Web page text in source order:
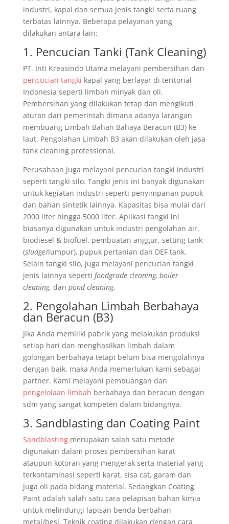
industri, kapal dan semua jenis tangki serta ruang
terbatas lainnya. Beberapa pelayanan yang
dilakukan antara lain:
1. Pencucian Tanki (Tank Cleaning)
PT. Inti Kreasindo Utama melayani pembersihan dan
pencucian tangki kapal yang berlayar di teritorial
Indonesia seperti limbah minyak dan oli.
Pembersihan yang dilakukan tetap dan mengikuti
aturan dari pemerintah dimana adanya larangan
membuang Limbah Bahan Bahaya Beracun (B3) ke
laut. Pengolahan Limbah B3 akan dilakukan oleh jasa
tank cleaning professional.
Perusahaan juga melayani pencucian tangki industri
seperti tangki silo. Tangki jenis ini banyak digunakan
untuk kegiatan industri seperti penyimpanan pupuk
dan bahan sintetik lainnya. Kapasitas bisa mulai dari
2000 liter hingga 5000 liter. Aplikasi tangki ini
biasanya digunakan untuk industri pengolahan air,
biodiesel & biofuel, pembuatan anggur, setting tank
(sludge/lumpur), pupuk pertanian dan DEF tank.
Selain tangki silo, juga melayani pencucian tangki
jenis lainnya seperti foodgrade cleaning, boiler
cleaning, dan pond cleaning.
2. Pengolahan Limbah Berbahaya
dan Beracun (B3)
Jika Anda memiliki pabrik yang melakukan produksi
setiap hari dan menghasilkan limbah dalam
golongan berbahaya tetapi belum bisa mengolahnya
dengan baik, maka Anda memerlukan kami sebagai
partner. Kami melayani pembuangan dan
pengelolaan limbah berbahaya dan beracun dengan
sdm yang sangat kompeten dalam bidangnya.
3. Sandblasting dan Coating Paint
Sandblasting merupakan salah satu metode
digunakan dalam proses pembersihan karat
ataupun kotoran yang mengerak serta material yang
terkontaminasi seperti karat, sisa cat, garam dan
juga oli pada bidang material. Sedangkan Coating
Paint adalah salah satu cara pelapisan bahan kimia
untuk melindungi lapisan benda berbahan
metal/besi. Teknik coating dilakukan dengan cara